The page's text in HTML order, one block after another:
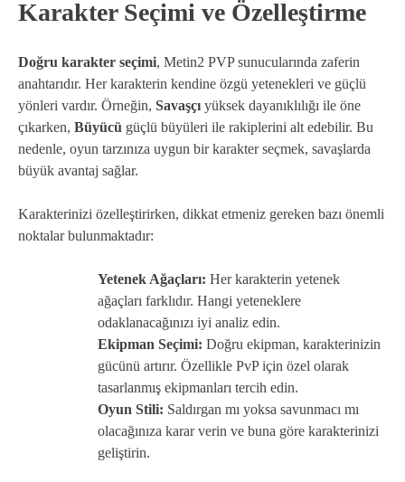
Karakter Seçimi ve Özelleştirme
Doğru karakter seçimi, Metin2 PVP sunucularında zaferin
anahtarıdır. Her karakterin kendine özgü yetenekleri ve güçlü
yönleri vardır. Örneğin, Savaşçı yüksek dayanıklılığı ile öne
çıkarken, Büyücü güçlü büyüleri ile rakiplerini alt edebilir. Bu
nedenle, oyun tarzınıza uygun bir karakter seçmek, savaşlarda
büyük avantaj sağlar.
Karakterinizi özelleştirirken, dikkat etmeniz gereken bazı önemli
noktalar bulunmaktadır:
Yetenek Ağaçları: Her karakterin yetenek
ağaçları farklıdır. Hangi yeteneklere
odaklanacağınızı iyi analiz edin.
Ekipman Seçimi: Doğru ekipman, karakterinizin
gücünü artırır. Özellikle PvP için özel olarak
tasarlanmış ekipmanları tercih edin.
Oyun Stili: Saldırgan mı yoksa savunmacı mı
olacağınıza karar verin ve buna göre karakterinizi
geliştirin.